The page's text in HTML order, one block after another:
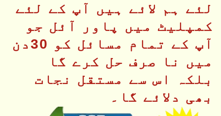
لئے ہم لائے ہیں آپ کے لئے
کمپلیٹ میں پاور آئل جو
آپ کے تمام مسائل کو 30دن
میں نا صرف حل کرے گا
بلکہ اس سے مستقل نجات
بھی دلائے گا۔